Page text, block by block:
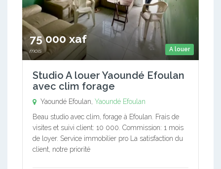
A louer
75 000 xaf
mois
Studio A louer Yaoundé Efoulan
avec clim forage
Yaoundé Efoulan, Yaoundé Efoulan
Beau studio avec clim, forage à Efoulan. Frais de
visites et suivi client: 10 000. Commission: 1 mois
de loyer. Service immobilier pro La satisfaction du
client, notre priorité